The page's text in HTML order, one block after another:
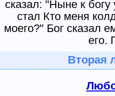
сказал: "Ныне к
стал Кто меня
моего?" Бог сказал
его.
Вторая